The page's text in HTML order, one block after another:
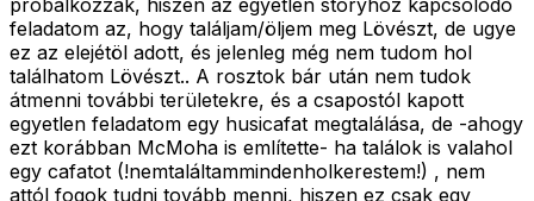
próbálkozzak, hiszen az egyetlen storyhoz kapcsolódó
feladatom az, hogy találjam/öljem meg Lövészt, de ugye
ez az elejétöl adott, és jelenleg még nem tudom hol
találhatom Lövészt.. A rosztok bár után nem tudok
átmenni további területekre, és a csapostól kapott
egyetlen feladatom egy husicafat megtalálása, de -ahogy
ezt korábban McMoha is említette- ha találok is valahol
egy cafatot (!nemtaláltammindenholkerestem!) , nem
attól fogok tudni tovább menni, hiszen ez csak egy